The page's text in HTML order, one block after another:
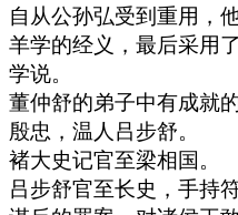
自从公孙弘受到重用，
羊学的经义，最后采用
学说。
董仲舒的弟子中有成就
殷忠，温人吕步舒。
褚大史记官至梁相国。
吕步舒官至长史，手持